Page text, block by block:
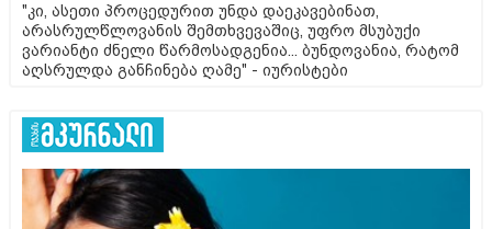
"კი, ასეთი პროცედურით უნდა დაეკავებინათ,
არასრულწლოვანის შემთხვევაშიც, უფრო მსუბუქი
ვარიანტი ძნელი წარმოსადგენია... ბუნდოვანია, რატომ
აღსრულდა განჩინება ღამე" - იურისტები